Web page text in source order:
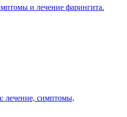
и лечение фарингита.
лечение, симптомы,